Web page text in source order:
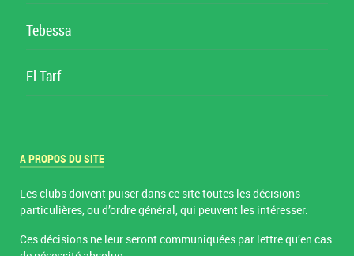
Tebessa
El Tarf
A PROPOS DU SITE
Les clubs doivent puiser dans ce site toutes les décisions
particulières, ou d’ordre général, qui peuvent les intéresser.
Ces décisions ne leur seront communiquées par lettre qu’en cas